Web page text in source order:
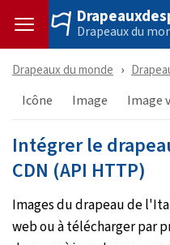
Drapeaux du
Drapeaux du monde
Icône Image Image
Intégrer le
CDN (API HTTP)
Images du drapeau de
web ou à télécharger par